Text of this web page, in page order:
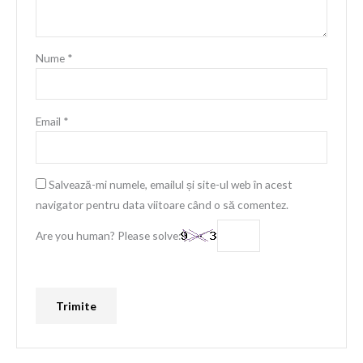
Nume *
Email *
Salvează-mi numele, emailul și site-ul web în acest
navigator pentru data viitoare când o să comentez.
Are you human? Please solve: